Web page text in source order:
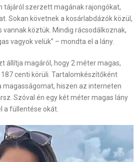
tájáról szerzett magának rajongókat,
Sokan követnek a kosárlabdázók közül,
köztük. Mindig rácsodálkoznak,
vagyok velük” – mondta el a lány.
állítja magáról, hogy 2 méter magas,
187 centi körüli. Tartalomkészítőként
hiszen az interneten
Szóval én egy két méter magas lány
a füllentése okát.